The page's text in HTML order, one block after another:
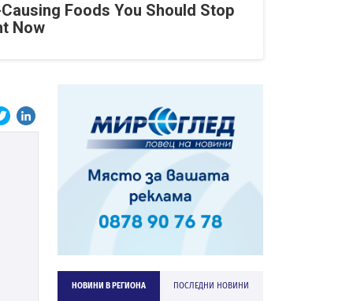
Foods You Should Stop
Now
НОВИНИ В РЕГИОНА ПОСЛЕДНИ НОВИНИ